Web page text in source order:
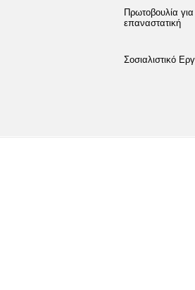
Πρωτοβουλία
επαναστατική
Σοσιαλιστικό